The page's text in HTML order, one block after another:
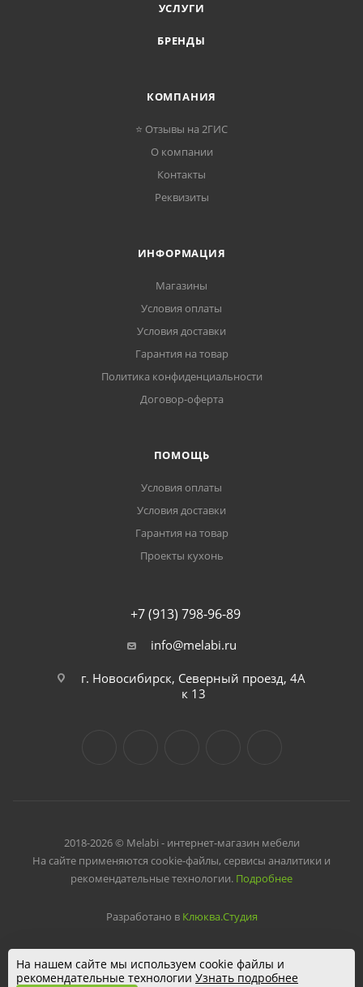
УСЛУГИ
БРЕНДЫ
КОМПАНИЯ
⭐ Отзывы на 2ГИС
О компании
Контакты
Реквизиты
ИНФОРМАЦИЯ
Магазины
Условия оплаты
Условия доставки
Гарантия на товар
Политика конфиденциальности
Договор-оферта
ПОМОЩЬ
Условия оплаты
Условия доставки
Гарантия на товар
Проекты кухонь
+7 (913) 798-96-89
info@melabi.ru
г. Новосибирск, Северный проезд, 4А
к 13
2018-2026 © Melabi - интернет-магазин мебели
На сайте применяются cookie-файлы, сервисы аналитики и
рекомендательные технологии. Подробнее
Разработано в Клюква.Студия
На нашем сайте мы используем cookie файлы и
рекомендательные технологии Узнать подробнее